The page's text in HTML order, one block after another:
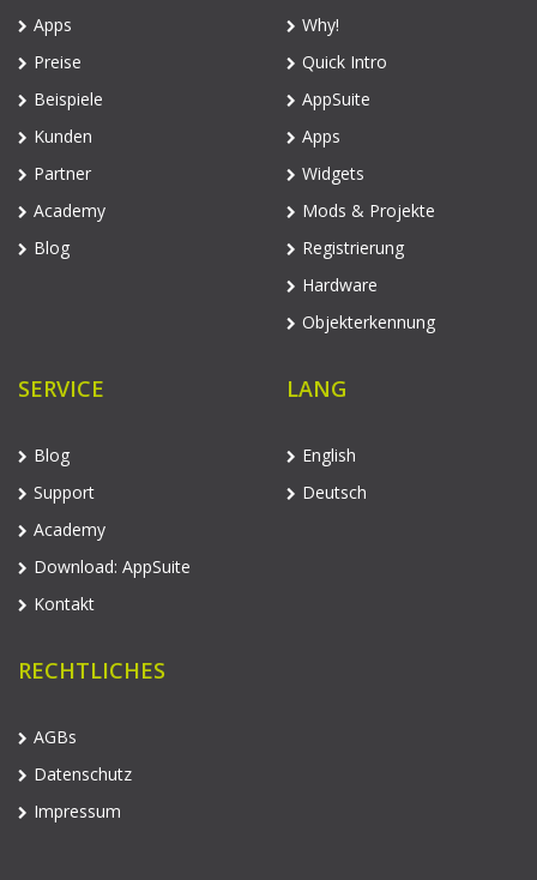
Apps
Preise
Beispiele
Kunden
Partner
Academy
Blog
Why!
Quick Intro
AppSuite
Apps
Widgets
Mods & Projekte
Registrierung
Hardware
Objekterkennung
SERVICE
Blog
Support
Academy
Download: AppSuite
Kontakt
LANG
English
Deutsch
RECHTLICHES
AGBs
Datenschutz
Impressum